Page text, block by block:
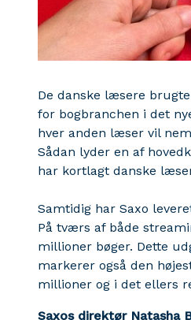
De danske læsere
for bogbranchen i det
hver anden læser vil
Sådan lyder en af
har kortlagt danske
Samtidig har Saxo
På tværs af både
millioner bøger. Dette
markerer også den
millioner og i det ellers
Saxos direktør Natasha